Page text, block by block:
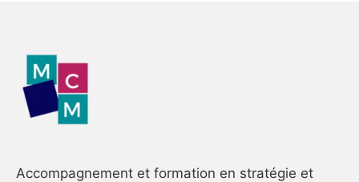
Accompagnement et formation en stratégie et